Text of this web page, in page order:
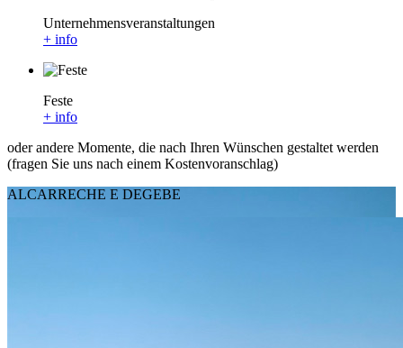
Unternehmensveranstaltungen
+ info
Feste
+ info
oder andere Momente, die nach Ihren Wünschen gestaltet werden
(fragen Sie uns nach einem Kostenvoranschlag)
ALCARRECHE E DEGEBE